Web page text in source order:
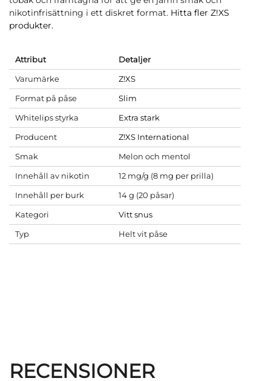
nikotinfrisättning i ett diskret format. Hitta fler Z!XS
produkter.
Attribut
Detaljer
Varumärke
Z!XS
Format på påse
Slim
Whitelips styrka
Extra stark
Producent
Z!XS International
Smak
Melon och mentol
Innehåll av nikotin
12 mg/g (8 mg per prilla)
Innehåll per burk
14 g (20 påsar)
Kategori
Vitt snus
Typ
Helt vit påse
RECENSIONER